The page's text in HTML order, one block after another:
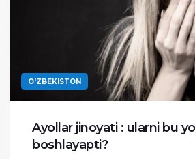
O'ZBEKISTON
Ayollar jinoyati : ularni bu
boshlayapti?